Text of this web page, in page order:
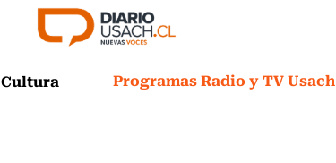
Cultura Programas Radio y TV Usach